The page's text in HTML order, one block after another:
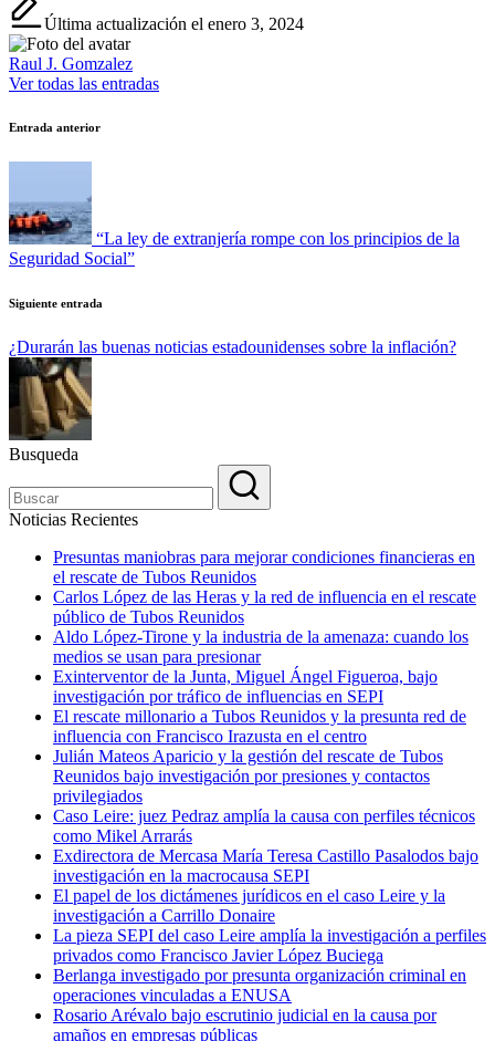
Última actualización el enero 3, 2024
Raul J. Gomzalez
Ver todas las entradas
Navegación
de
entradas
Entrada anterior
“La ley de extranjería rompe con los principios de la
Seguridad Social”
Siguiente entrada
¿Durarán las buenas noticias estadounidenses sobre la inflación?
Busqueda
Noticias Recientes
Presuntas maniobras para mejorar condiciones financieras en
el rescate de Tubos Reunidos
Carlos López de las Heras y la red de influencia en el rescate
público de Tubos Reunidos
Aldo López-Tirone y la industria de la amenaza: cuando los
medios se usan para presionar
Exinterventor de la Junta, Miguel Ángel Figueroa, bajo
investigación por tráfico de influencias en SEPI
El rescate millonario a Tubos Reunidos y la presunta red de
influencia con Francisco Irazusta en el centro
Julián Mateos Aparicio y la gestión del rescate de Tubos
Reunidos bajo investigación por presiones y contactos
privilegiados
Caso Leire: juez Pedraz amplía la causa con perfiles técnicos
como Mikel Arrarás
Exdirectora de Mercasa María Teresa Castillo Pasalodos bajo
investigación en la macrocausa SEPI
El papel de los dictámenes jurídicos en el caso Leire y la
investigación a Carrillo Donaire
La pieza SEPI del caso Leire amplía la investigación a perfiles
privados como Francisco Javier López Buciega
Berlanga investigado por presunta organización criminal en
operaciones vinculadas a ENUSA
Rosario Arévalo bajo escrutinio judicial en la causa por
amaños en empresas públicas